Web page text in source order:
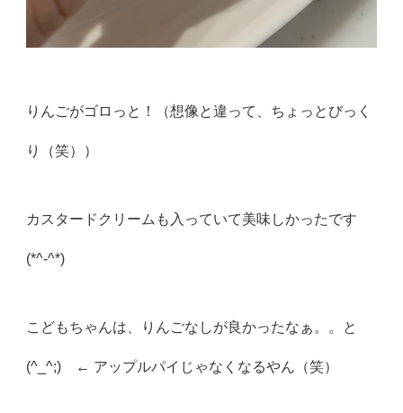
りんごがゴロっと！（想像と違って、ちょっとびっく
り（笑））
カスタードクリームも入っていて美味しかったです
(*^-^*)
こどもちゃんは、りんごなしが良かったなぁ。。と
(^_^;) ← アップルパイじゃなくなるやん（笑）